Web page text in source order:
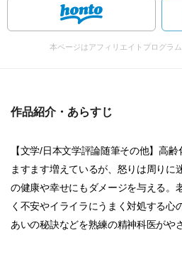
本ページはアフィリエイトプログラ
作品紹介・あらすじ
【文学/日本文学評論随筆その他】高
ますます増えているが、怒りは周りに
の健康や幸せにもダメージを与える。
く不安やイライラにうまく対処する心
あいの秘訣などを熟練の精神科医がや